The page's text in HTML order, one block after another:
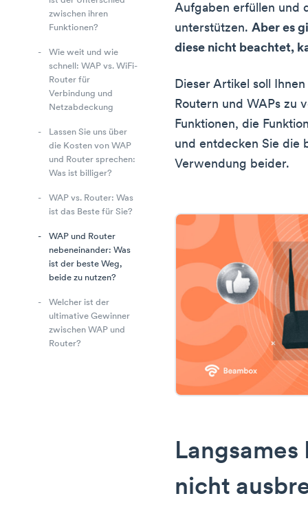
zwischen ihren
Funktionen?
Wie weit und wie
schnell: WAP vs. WiFi-
Router für
Verbindung und
Netzabdeckung
Lassen Sie uns über
die Kosten von WAP
und Router sprechen:
Was ist billiger?
WAP vs. Router: Was
ist das Beste für Sie?
WAP und Router
nebeneinander: Was
ist der beste Weg,
beide zu nutzen?
Welcher ist der
ultimative Gewinner
zwischen WAP und
Router?
Aufgaben erfüllen und
unterstützen.Aber es
diese nicht beachtet,
Dieser Artikel soll
Routern und WAPs zu
Funktionen, die
und entdecken Sie die
Verwendung beider.
nicht